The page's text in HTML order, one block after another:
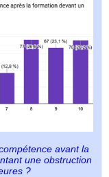
avant la
une obstruction
?